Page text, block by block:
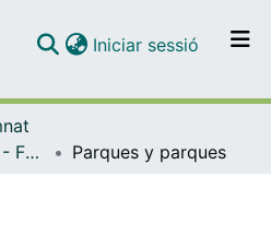
Navega per tot el DD
Com publicar
Iniciar sessió (current)
Treballs de l'alumnat - Facultat de Belles Arts
Parques y parques